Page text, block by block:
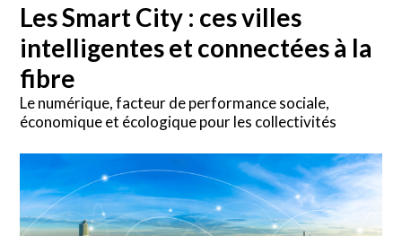
Les Smart City : ces villes
intelligentes et connectées à la
fibre
Le numérique, facteur de performance sociale,
économique et écologique pour les collectivités